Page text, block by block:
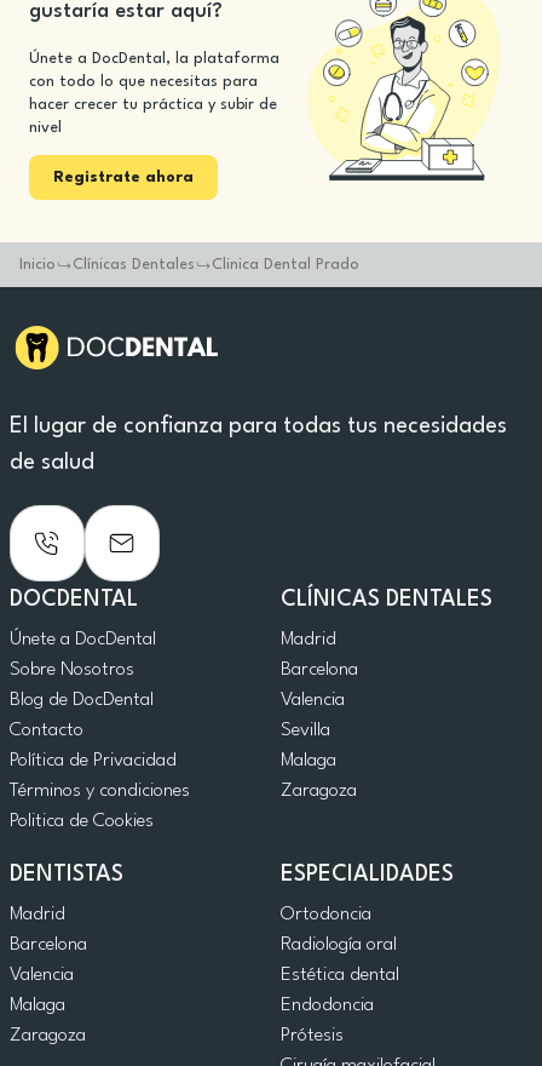
gustaría estar aquí?
Únete a DocDental, la plataforma
con todo lo que necesitas para
hacer crecer tu práctica y subir de
nivel
Registrate ahora
Inicio Clínicas Dentales Clinica Dental Prado
El lugar de confianza para todas tus necesidades
de salud
DOCDENTAL
Únete a DocDental
Sobre Nosotros
Blog de DocDental
Contacto
Política de Privacidad
Términos y condiciones
Politica de Cookies
CLÍNICAS DENTALES
Madrid
Barcelona
Valencia
Sevilla
Malaga
Zaragoza
DENTISTAS
Madrid
Barcelona
Valencia
Malaga
Zaragoza
ESPECIALIDADES
Ortodoncia
Radiología oral
Estética dental
Endodoncia
Prótesis